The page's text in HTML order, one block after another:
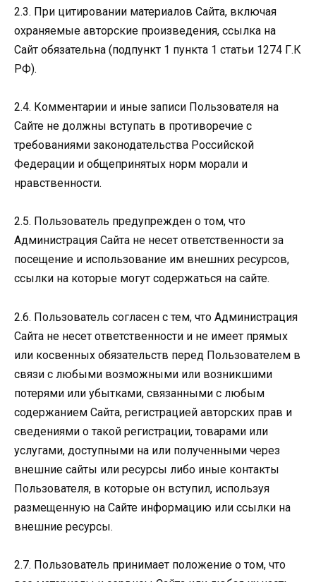
2.3. При цитировании материалов Сайта, включая
охраняемые авторские произведения, ссылка на
Сайт обязательна (подпункт 1 пункта 1 статьи 1274 Г.К
РФ).
2.4. Комментарии и иные записи Пользователя на
Сайте не должны вступать в противоречие с
требованиями законодательства Российской
Федерации и общепринятых норм морали и
нравственности.
2.5. Пользователь предупрежден о том, что
Администрация Сайта не несет ответственности за
посещение и использование им внешних ресурсов,
ссылки на которые могут содержаться на сайте.
2.6. Пользователь согласен с тем, что Администрация
Сайта не несет ответственности и не имеет прямых
или косвенных обязательств перед Пользователем в
связи с любыми возможными или возникшими
потерями или убытками, связанными с любым
содержанием Сайта, регистрацией авторских прав и
сведениями о такой регистрации, товарами или
услугами, доступными на или полученными через
внешние сайты или ресурсы либо иные контакты
Пользователя, в которые он вступил, используя
размещенную на Сайте информацию или ссылки на
внешние ресурсы.
2.7. Пользователь принимает положение о том, что